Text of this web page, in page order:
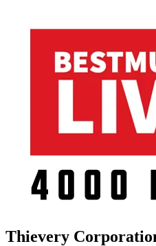
Thievery